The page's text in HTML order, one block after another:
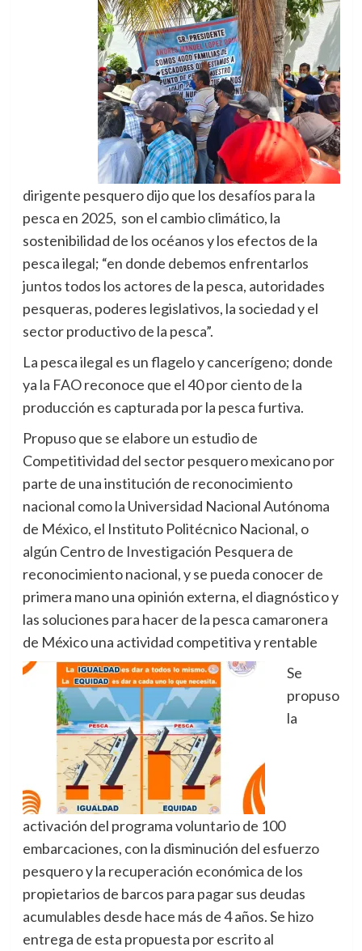
dirigente pesquero dijo que los desafíos para la
pesca en 2025, son el cambio climático, la
sostenibilidad de los océanos y los efectos de la
pesca ilegal; “en donde debemos enfrentarlos
juntos todos los actores de la pesca, autoridades
pesqueras, poderes legislativos, la sociedad y el
sector productivo de la pesca”.
La pesca ilegal es un flagelo y cancerígeno; donde
ya la FAO reconoce que el 40 por ciento de la
producción es capturada por la pesca furtiva.
Propuso que se elabore un estudio de
Competitividad del sector pesquero mexicano por
parte de una institución de reconocimiento
nacional como la Universidad Nacional Autónoma
de México, el Instituto Politécnico Nacional, o
algún Centro de Investigación Pesquera de
reconocimiento nacional, y se pueda conocer de
primera mano una opinión externa, el diagnóstico y
las soluciones para hacer de la pesca camaronera
de México una actividad competitiva y rentable
Se
propuso
la
activación del programa voluntario de 100
embarcaciones, con la disminución del esfuerzo
pesquero y la recuperación económica de los
propietarios de barcos para pagar sus deudas
acumulables desde hace más de 4 años. Se hizo
entrega de esta propuesta por escrito al